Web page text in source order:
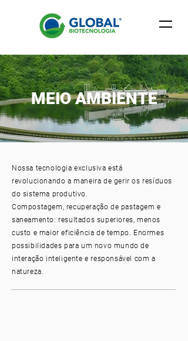
MEIO AMBIENTE
Nossa tecnologia exclusiva está
revolucionando a maneira de gerir os resíduos
do sistema produtivo.
Compostagem, recuperação de pastagem e
saneamento: resultados superiores, menos
custo e maior eficiência de tempo. Enormes
possibilidades para um novo mundo de
interação inteligente e responsável com a
natureza.